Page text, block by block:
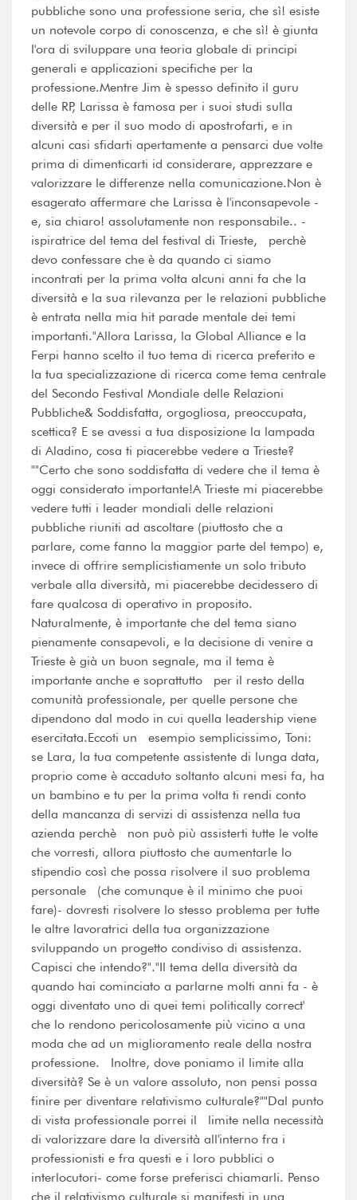
pubbliche sono una professione seria, che sì! esiste
un notevole corpo di conoscenza, e che sì! è giunta
l'ora di sviluppare una teoria globale di principi
generali e applicazioni specifiche per la
professione.Mentre Jim è spesso definito il guru
delle RP, Larissa è famosa per i suoi studi sulla
diversità e per il suo modo di apostrofarti, e in
alcuni casi sfidarti apertamente a pensarci due volte
prima di dimenticarti id considerare, apprezzare e
valorizzare le differenze nella comunicazione.Non è
esagerato affermare che Larissa è l'inconsapevole -
e, sia chiaro! assolutamente non responsabile.. -
ispiratrice del tema del festival di Trieste, perchè
devo confessare che è da quando ci siamo
incontrati per la prima volta alcuni anni fa che la
diversità e la sua rilevanza per le relazioni pubbliche
è entrata nella mia hit parade mentale dei temi
importanti."Allora Larissa, la Global Alliance e la
Ferpi hanno scelto il tuo tema di ricerca preferito e
la tua specializzazione di ricerca come tema centrale
del Secondo Festival Mondiale delle Relazioni
Pubbliche& Soddisfatta, orgogliosa, preoccupata,
scettica? E se avessi a tua disposizione la lampada
di Aladino, cosa ti piacerebbe vedere a Trieste?
""Certo che sono soddisfatta di vedere che il tema è
oggi considerato importante!A Trieste mi piacerebbe
vedere tutti i leader mondiali delle relazioni
pubbliche riuniti ad ascoltare (piuttosto che a
parlare, come fanno la maggior parte del tempo) e,
invece di offrire semplicistiamente un solo tributo
verbale alla diversità, mi piacerebbe decidessero di
fare qualcosa di operativo in proposito.
Naturalmente, è importante che del tema siano
pienamente consapevoli, e la decisione di venire a
Trieste è già un buon segnale, ma il tema è
importante anche e soprattutto per il resto della
comunità professionale, per quelle persone che
dipendono dal modo in cui quella leadership viene
esercitata.Eccoti un esempio semplicissimo, Toni:
se Lara, la tua competente assistente di lunga data,
proprio come è accaduto soltanto alcuni mesi fa, ha
un bambino e tu per la prima volta ti rendi conto
della mancanza di servizi di assistenza nella tua
azienda perchè non può più assisterti tutte le volte
che vorresti, allora piuttosto che aumentarle lo
stipendio così che possa risolvere il suo problema
personale (che comunque è il minimo che puoi
fare)- dovresti risolvere lo stesso problema per tutte
le altre lavoratrici della tua organizzazione
sviluppando un progetto condiviso di assistenza.
Capisci che intendo?"."Il tema della diversità da
quando hai cominciato a parlarne molti anni fa - è
oggi diventato uno di quei temi politically correct'
che lo rendono pericolosamente più vicino a una
moda che ad un miglioramento reale della nostra
professione. Inoltre, dove poniamo il limite alla
diversità? Se è un valore assoluto, non pensi possa
finire per diventare relativismo culturale?""Dal punto
di vista professionale porrei il limite nella necessità
di valorizzare dare la diversità all'interno fra i
professionisti e fra questi e i loro pubblici o
interlocutori- come forse preferisci chiamarli. Penso
che il relativismo culturale si manifesti in una